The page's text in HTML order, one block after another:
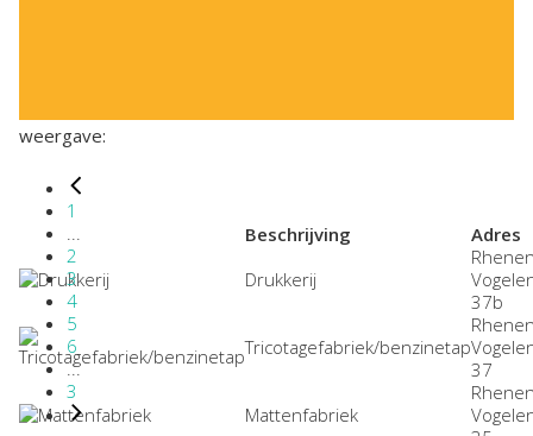
weergave:
1
2
3
4
5
6
...
3
Beschrijving
Adres
Drukkerij
37b
Tricotagefabriek/benzinetap
37
Mattenfabriek